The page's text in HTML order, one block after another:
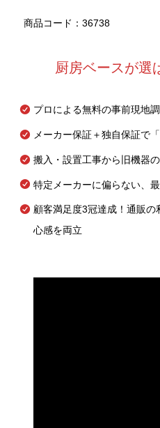
商品コード：36738
厨房ベースが選
プロによる無料の事前現地
メーカー保証＋独自保証で
搬入・設置工事から旧機器
特定メーカーに偏らない、
顧客満足度3冠達成！通販
心感を両立